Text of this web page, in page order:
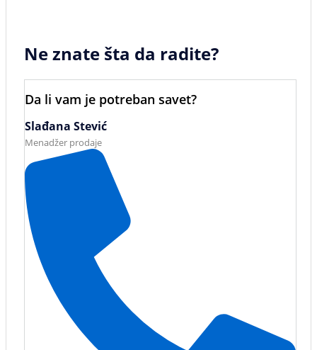
Ne znate šta da radite?
Da li vam je potreban savet?
Slađana Stević
Menadžer prodaje